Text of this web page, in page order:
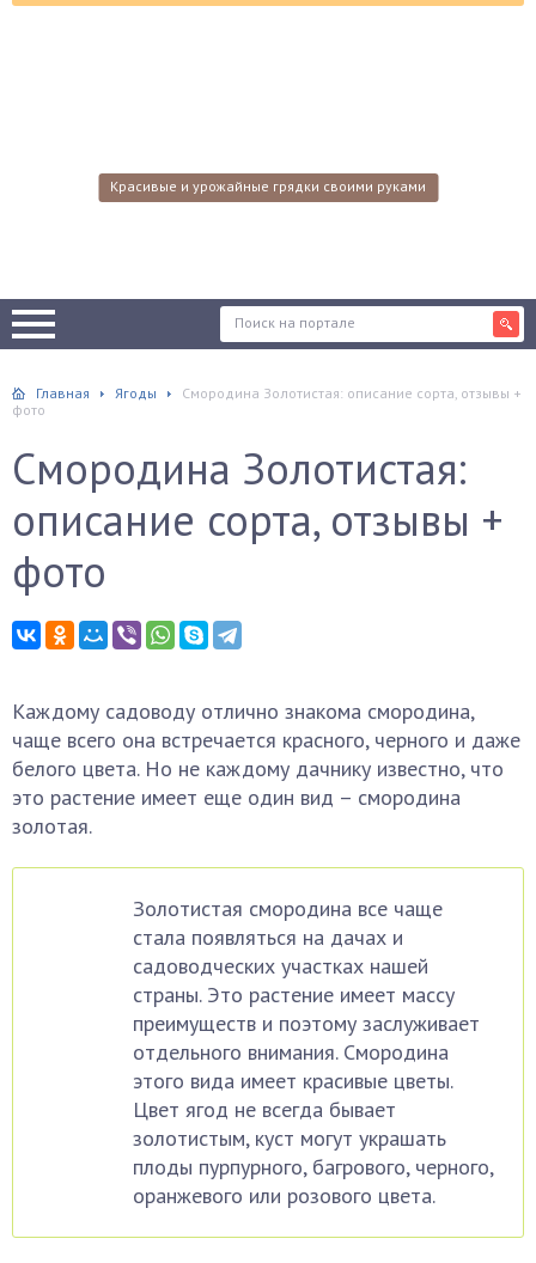
Красивые и урожайные грядки своими руками
Главная Ягоды
Смородина Золотистая: описание сорта, отзывы +
фото
Смородина Золотистая:
описание сорта, отзывы +
фото
Каждому садоводу отлично знакома смородина,
чаще всего она встречается красного, черного и даже
белого цвета. Но не каждому дачнику известно, что
это растение имеет еще один вид – смородина
золотая.
Золотистая смородина все чаще
стала появляться на дачах и
садоводческих участках нашей
страны. Это растение имеет массу
преимуществ и поэтому заслуживает
отдельного внимания. Смородина
этого вида имеет красивые цветы.
Цвет ягод не всегда бывает
золотистым, куст могут украшать
плоды пурпурного, багрового, черного,
оранжевого или розового цвета.